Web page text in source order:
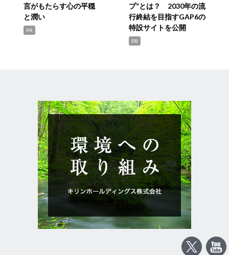
言がもたらす心の平穏
と潤い
PR
プ”とは？ 2030年の流
行終結を目指すGAP6の
特設サイトを公開
PR